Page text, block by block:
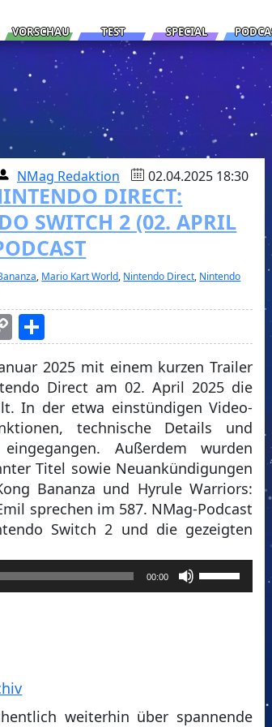
VORSCHAU TEST SPECIAL
NMag Redaktion 02.04.2025 18:30
DIRECT:
SWITCH 2 (02. APRIL
, Mario Kart World, Nintendo Direct, Nintendo
Copy
Link2025 mit einem kurzen Trailer
Direct am 02. April 2025 die
In der etwa einstündigen Video-
technische Details und
Außerdem wurden
Titel sowie Neuankündigungen
Bananza und Hyrule Warriors:
sprechen im 587. NMag-Podcast
Switch 2 und die gezeigten
00:00
Pfeiltasten
Hoch/Runter
regeln.
weiterhin über spannende